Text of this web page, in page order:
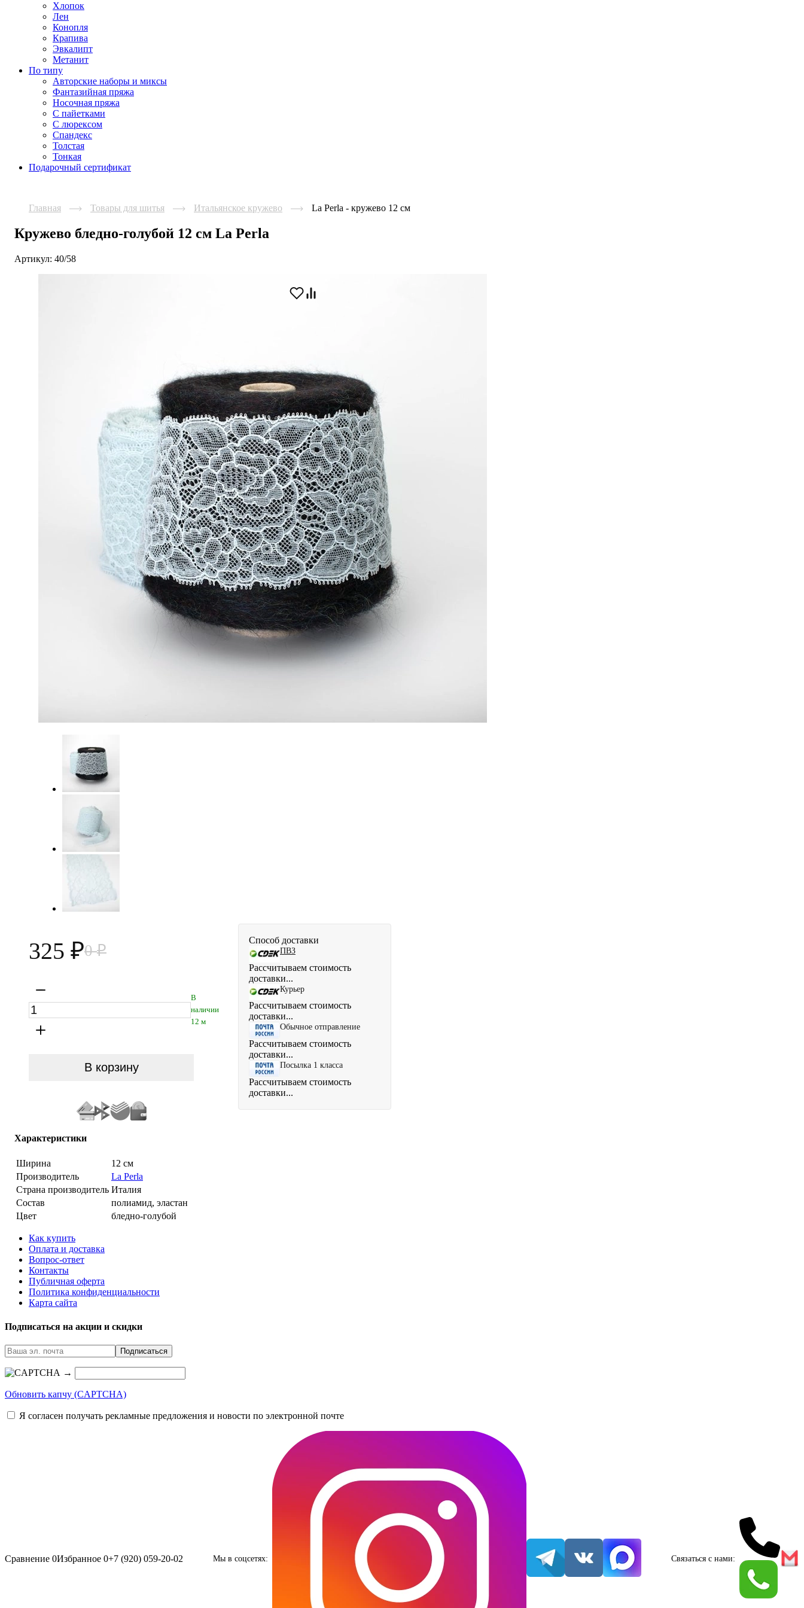
Хлопок
Лен
Конопля
Крапива
Эвкалипт
Метанит
По типу
Авторские наборы и миксы
Фантазийная пряжа
Носочная пряжа
С пайетками
С люрексом
Спандекс
Толстая
Тонкая
Подарочный сертификат
Главная Товары для шитья Итальянское кружево La Perla - кружево 12 см
Кружево бледно-голубой 12 см La Perla
Артикул: 40/58
325 ₽0₽
В
наличии
12 м
Способ доставки
ПВЗ
Рассчитываем стоимость
доставки...
Курьер
Рассчитываем стоимость
доставки...
Обычное отправление
Рассчитываем стоимость
доставки...
Посылка 1 класса
Рассчитываем стоимость
доставки...
Характеристики
Ширина
12 см
Производитель
La Perla
Страна производитель Италия
Состав
полиамид, эластан
Цвет
бледно-голубой
Как купить
Оплата и доставка
Вопрос-ответ
Контакты
Публичная оферта
Политика конфиденциальности
Карта сайта
Подписаться на акции и скидки
→
Обновить капчу (CAPTCHA)
Я согласен получать рекламные предложения и новости по электронной почте
Сравнение 0Избранное 0+7 (920) 059-20-02 Мы в соцсетях: Связаться с нами: